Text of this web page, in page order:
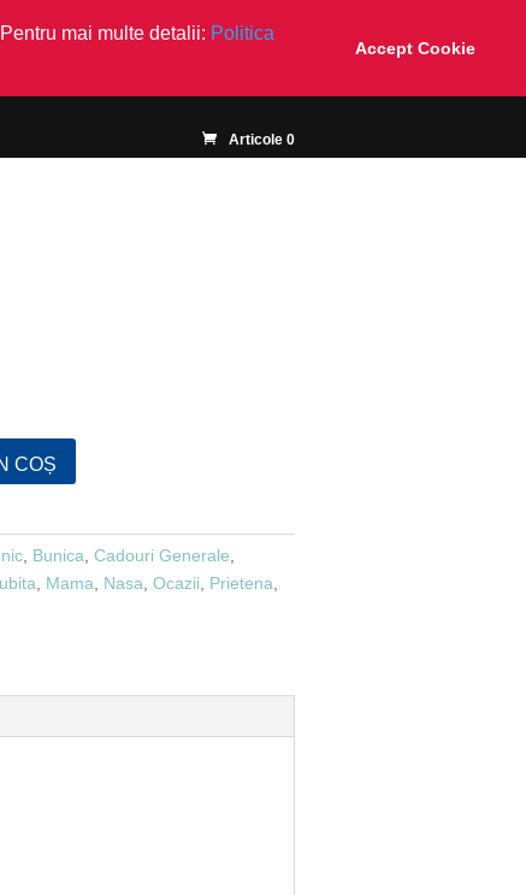
mai multe detalii: Politica
Accept Cookie
Articole 0
COȘ
Bunica ,Cadouri Generale
Mama Nasa ,Ocazii Prietena